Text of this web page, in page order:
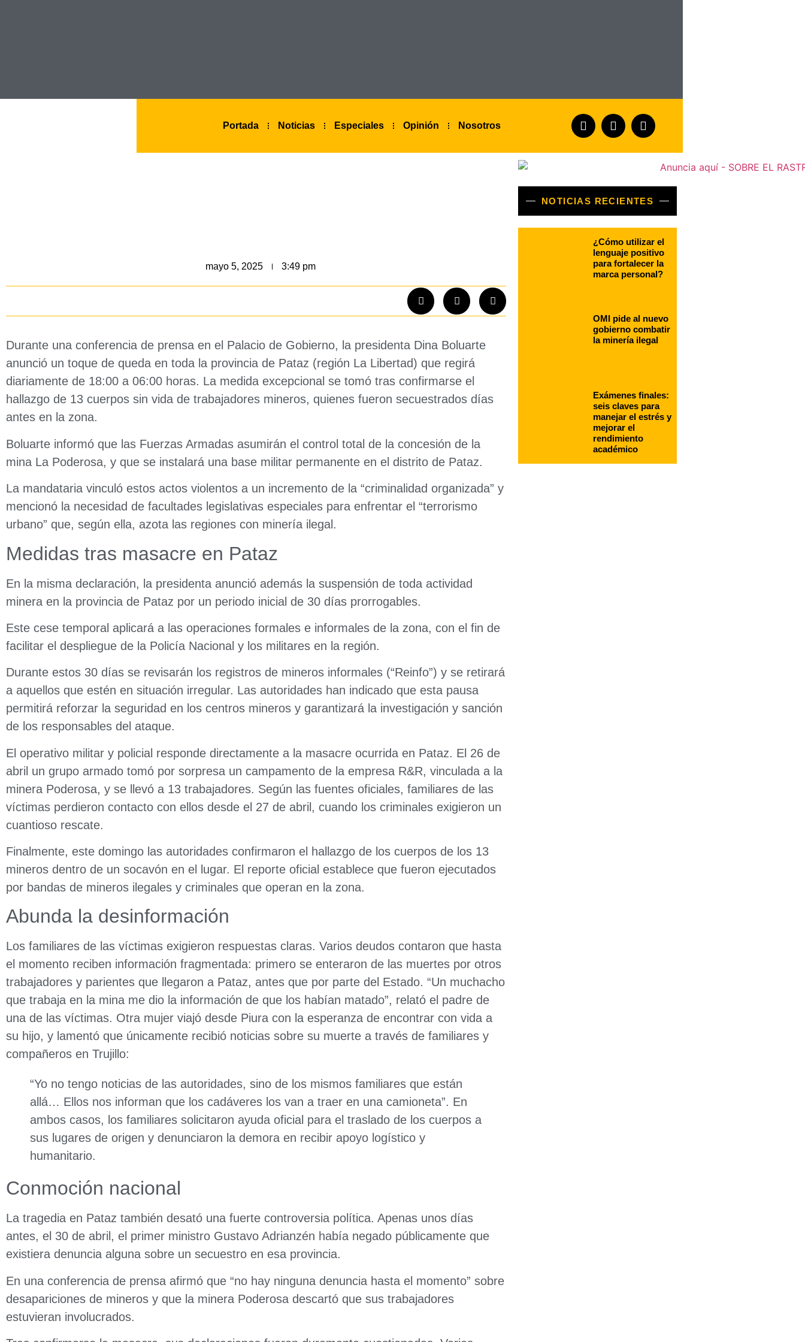
Portada Noticias Especiales Opinión Nosotros
mayo 5, 2025 3:49 pm
Durante una conferencia de prensa en el Palacio de Gobierno, la presidenta Dina Boluarte
anunció un toque de queda en toda la provincia de Pataz (región La Libertad) que regirá
diariamente de 18:00 a 06:00 horas. La medida excepcional se tomó tras confirmarse el
hallazgo de 13 cuerpos sin vida de trabajadores mineros, quienes fueron secuestrados días
antes en la zona.
Boluarte informó que las Fuerzas Armadas asumirán el control total de la concesión de la
mina La Poderosa, y que se instalará una base militar permanente en el distrito de Pataz.
La mandataria vinculó estos actos violentos a un incremento de la “criminalidad organizada” y
mencionó la necesidad de facultades legislativas especiales para enfrentar el “terrorismo
urbano” que, según ella, azota las regiones con minería ilegal.
Medidas tras masacre en Pataz
En la misma declaración, la presidenta anunció además la suspensión de toda actividad
minera en la provincia de Pataz por un periodo inicial de 30 días prorrogables.
Este cese temporal aplicará a las operaciones formales e informales de la zona, con el fin de
facilitar el despliegue de la Policía Nacional y los militares en la región.
Durante estos 30 días se revisarán los registros de mineros informales (“Reinfo”) y se retirará
a aquellos que estén en situación irregular. Las autoridades han indicado que esta pausa
permitirá reforzar la seguridad en los centros mineros y garantizará la investigación y sanción
de los responsables del ataque.
El operativo militar y policial responde directamente a la masacre ocurrida en Pataz. El 26 de
abril un grupo armado tomó por sorpresa un campamento de la empresa R&R, vinculada a la
minera Poderosa, y se llevó a 13 trabajadores. Según las fuentes oficiales, familiares de las
víctimas perdieron contacto con ellos desde el 27 de abril, cuando los criminales exigieron un
cuantioso rescate.
Finalmente, este domingo las autoridades confirmaron el hallazgo de los cuerpos de los 13
mineros dentro de un socavón en el lugar. El reporte oficial establece que fueron ejecutados
por bandas de mineros ilegales y criminales que operan en la zona.
Abunda la desinformación
Los familiares de las víctimas exigieron respuestas claras. Varios deudos contaron que hasta
el momento reciben información fragmentada: primero se enteraron de las muertes por otros
trabajadores y parientes que llegaron a Pataz, antes que por parte del Estado. “Un muchacho
que trabaja en la mina me dio la información de que los habían matado”, relató el padre de
una de las víctimas. Otra mujer viajó desde Piura con la esperanza de encontrar con vida a
su hijo, y lamentó que únicamente recibió noticias sobre su muerte a través de familiares y
compañeros en Trujillo:
“Yo no tengo noticias de las autoridades, sino de los mismos familiares que están
allá… Ellos nos informan que los cadáveres los van a traer en una camioneta”. En
ambos casos, los familiares solicitaron ayuda oficial para el traslado de los cuerpos a
sus lugares de origen y denunciaron la demora en recibir apoyo logístico y
humanitario.
Conmoción nacional
La tragedia en Pataz también desató una fuerte controversia política. Apenas unos días
antes, el 30 de abril, el primer ministro Gustavo Adrianzén había negado públicamente que
existiera denuncia alguna sobre un secuestro en esa provincia.
En una conferencia de prensa afirmó que “no hay ninguna denuncia hasta el momento” sobre
desapariciones de mineros y que la minera Poderosa descartó que sus trabajadores
estuvieran involucrados.
NOTICIAS RECIENTES
¿Cómo utilizar el
lenguaje positivo
para fortalecer la
marca personal?
OMI pide al nuevo
gobierno combatir
la minería ilegal
Exámenes finales:
seis claves para
manejar el estrés y
mejorar el
rendimiento
académico